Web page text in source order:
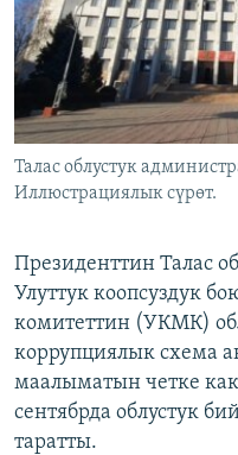
ЫҢГАЙСЫЗ СУРООЛОР
ЭЕ/АРнун бардык
Талас облустук
Иллюстрациялык сүрөт.
Президенттин Талас
Улуттук коопсуздук
комитеттин (УКМК)
коррупциялык схема
маалыматын четке
сентябрда облустук
таратты.